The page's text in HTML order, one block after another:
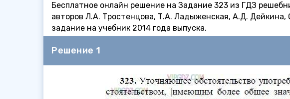
Бесплатное онлайн решение на Задание 323 из ГДЗ
авторов Л.А. Тростенцова, Т.А. Ладыженская, А.Д.
задание на учебник 2014 года выпуска.
Решение 1